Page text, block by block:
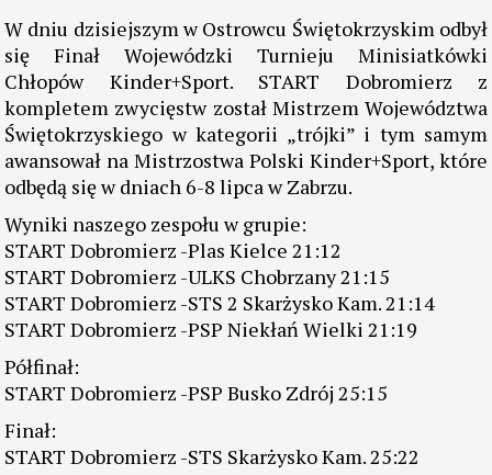
W dniu dzisiejszym w Ostrowcu Świętokrzyskim odbył
się Finał Wojewódzki Turnieju Minisiatkówki
Chłopów Kinder+Sport. START Dobromierz z
kompletem zwycięstw został Mistrzem Województwa
Świętokrzyskiego w kategorii „trójki” i tym samym
awansował na Mistrzostwa Polski Kinder+Sport, które
odbędą się w dniach 6-8 lipca w Zabrzu.
Wyniki naszego zespołu w grupie:
START Dobromierz -Plas Kielce 21:12
START Dobromierz -ULKS Chobrzany 21:15
START Dobromierz -STS 2 Skarżysko Kam. 21:14
START Dobromierz -PSP Niekłań Wielki 21:19
Półfinał:
START Dobromierz -PSP Busko Zdrój 25:15
Finał:
START Dobromierz -STS Skarżysko Kam. 25:22